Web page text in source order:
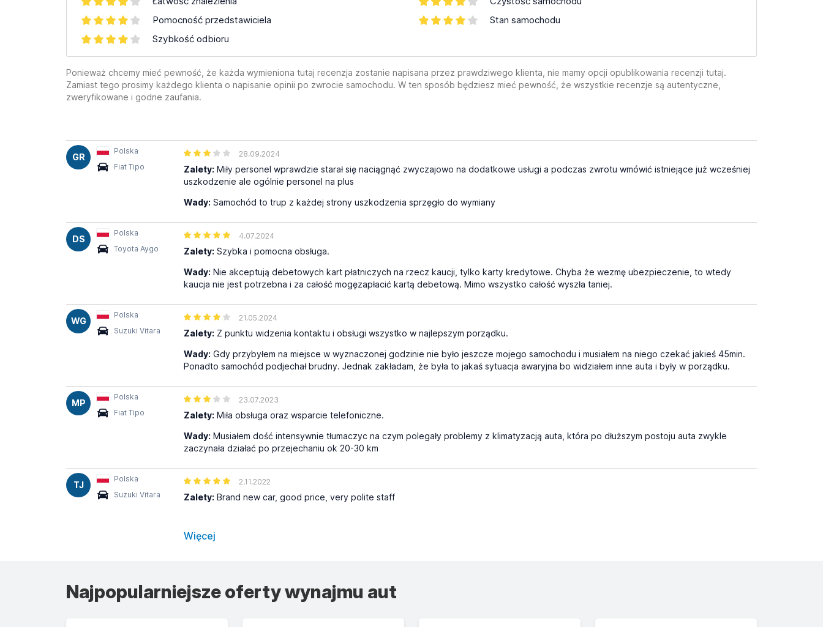
Pomocność przedstawiciela
Szybkość odbioru
Stan samochodu
Ponieważ chcemy mieć pewność, że każda wymieniona tutaj recenzja zostanie napisana przez prawdziwego klienta, nie mamy opcji opublikowania recenzji tutaj.
Zamiast tego prosimy każdego klienta o napisanie opinii po zwrocie samochodu. W ten sposób będziesz mieć pewność, że wszystkie recenzje są autentyczne,
zweryfikowane i godne zaufania.
GR
Polska
Fiat Tipo
28.09.2024
Zalety: Miły personel wprawdzie starał się naciągnąć zwyczajowo na dodatkowe usługi a podczas zwrotu wmówić istniejące już wcześniej
uszkodzenie ale ogólnie personel na plus
Wady: Samochód to trup z każdej strony uszkodzenia sprzęgło do wymiany
DS
Polska
Toyota Aygo
4.07.2024
Zalety: Szybka i pomocna obsługa.
Wady: Nie akceptują debetowych kart płatniczych na rzecz kaucji, tylko karty kredytowe. Chyba że wezmę ubezpieczenie, to wtedy
kaucja nie jest potrzebna i za całość mogęzapłacić kartą debetową. Mimo wszystko całość wyszła taniej.
WG
Polska
Suzuki Vitara
21.05.2024
Zalety: Z punktu widzenia kontaktu i obsługi wszystko w najlepszym porządku.
Wady: Gdy przybyłem na miejsce w wyznaczonej godzinie nie było jeszcze mojego samochodu i musiałem na niego czekać jakieś 45min.
Ponadto samochód podjechał brudny. Jednak zakładam, że była to jakaś sytuacja awaryjna bo widziałem inne auta i były w porządku.
MP
Polska
Fiat Tipo
23.07.2023
Zalety: Miła obsługa oraz wsparcie telefoniczne.
Wady: Musiałem dość intensywnie tłumaczyc na czym polegały problemy z klimatyzacją auta, która po dłuższym postoju auta zwykle
zaczynała działać po przejechaniu ok 20-30 km
TJ
Polska
Suzuki Vitara
2.11.2022
Zalety: Brand new car, good price, very polite staff
Więcej
Najpopularniejsze oferty wynajmu aut